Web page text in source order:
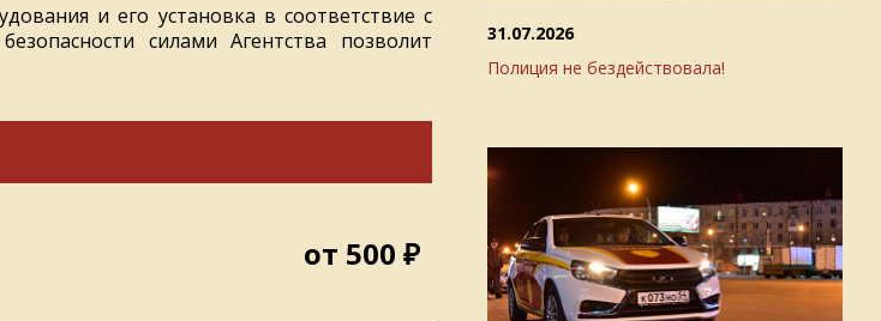
и его установка в соответствие с
силами Агентства позволит
от 500 ₽
Полиция не бездействовала!
31.07.2026